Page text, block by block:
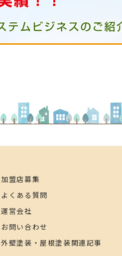
加盟店募集
よくある質問
運営会社
お問い合わせ
外壁塗装・屋根塗装関連記事